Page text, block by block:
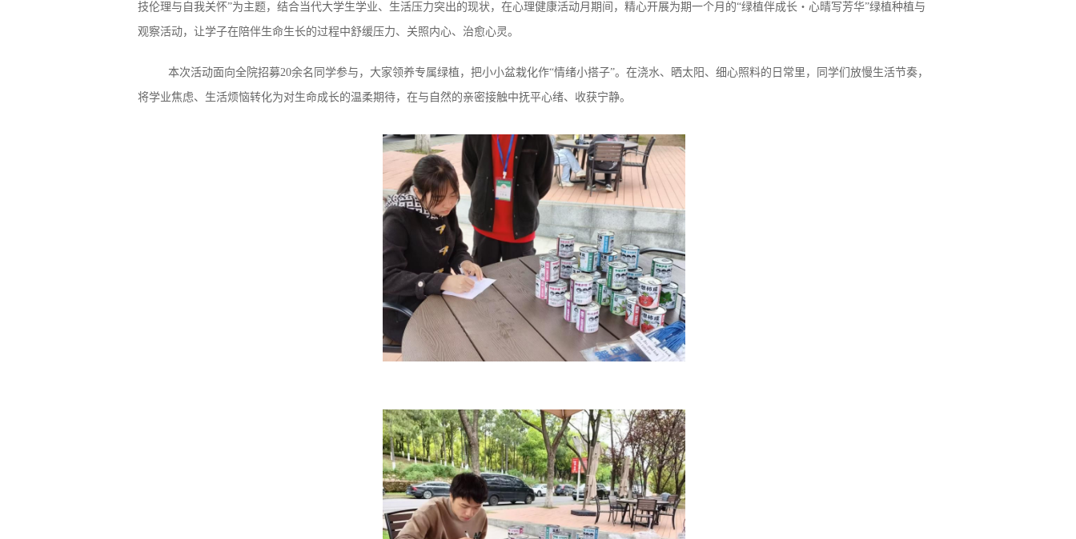
技伦理与自我关怀”为主题，结合当代大学生学业、生活压力突出的现状，在心理健康活动月期间，精心开展为期一个月的“绿植伴成长・心晴写芳华”绿植种植与
观察活动，让学子在陪伴生命生长的过程中舒缓压力、关照内心、治愈心灵。
本次活动面向全院招募20余名同学参与，大家领养专属绿植，把小小盆栽化作“情绪小搭子”。在浇水、晒太阳、细心照料的日常里，同学们放慢生活节奏，
将学业焦虑、生活烦恼转化为对生命成长的温柔期待，在与自然的亲密接触中抚平心绪、收获宁静。